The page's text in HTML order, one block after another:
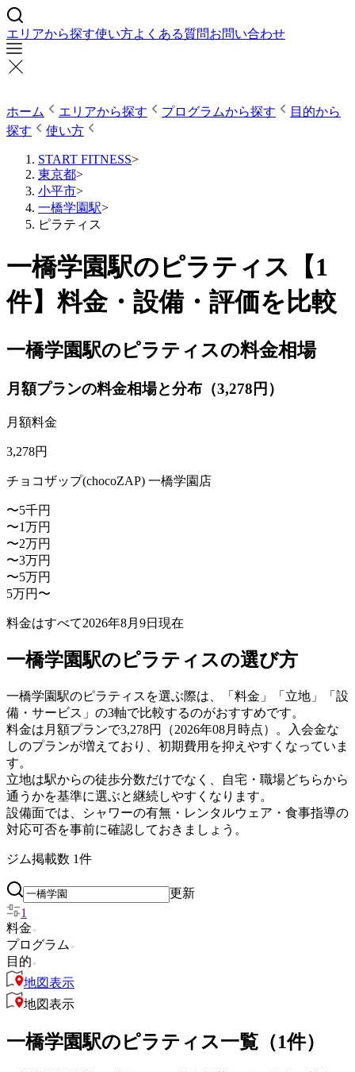
エリアから探す使い方よくある質問お問い合わせ
ホーム エリアから探す プログラムから探す
目的から
探す
使い方
START FITNESS>
東京都>
小平市>
一橋学園駅>
ピラティス
一橋学園駅のピラティス【1
件】料金・設備・評価を比較
一橋学園駅のピラティスの料金相場
月額プランの料金相場と分布（3,278円）
月額料金
3,278円
チョコザップ(chocoZAP) 一橋学園店
〜5千円
〜1万円
〜2万円
〜3万円
〜5万円
5万円〜
料金はすべて2026年8月9日 現在
一橋学園駅のピラティスの選び方
一橋学園駅のピラティスを選ぶ際は、「料金」「立地」「設
備・サービス」の3軸で比較するのがおすすめです。
料金は月額プランで3,278円（2026年08月時点）。入会金な
しのプランが増えており、初期費用を抑えやすくなっていま
す。
立地は駅からの徒歩分数だけでなく、自宅・職場どちらから
通うかを基準に選ぶと継続しやすくなります。
設備面では、シャワーの有無・レンタルウェア・食事指導の
対応可否を事前に確認しておきましょう。
ジム掲載数 1件
更新
1
料金
プログラム
目的
地図表示
地図表示
一橋学園駅のピラティス一覧（1件）